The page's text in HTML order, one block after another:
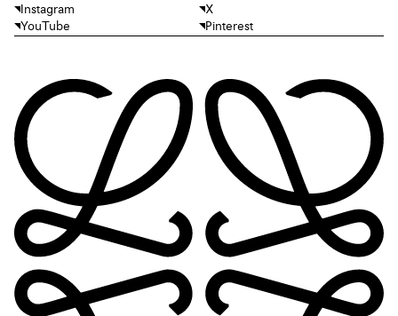
Instagram
X
YouTube
Pinterest